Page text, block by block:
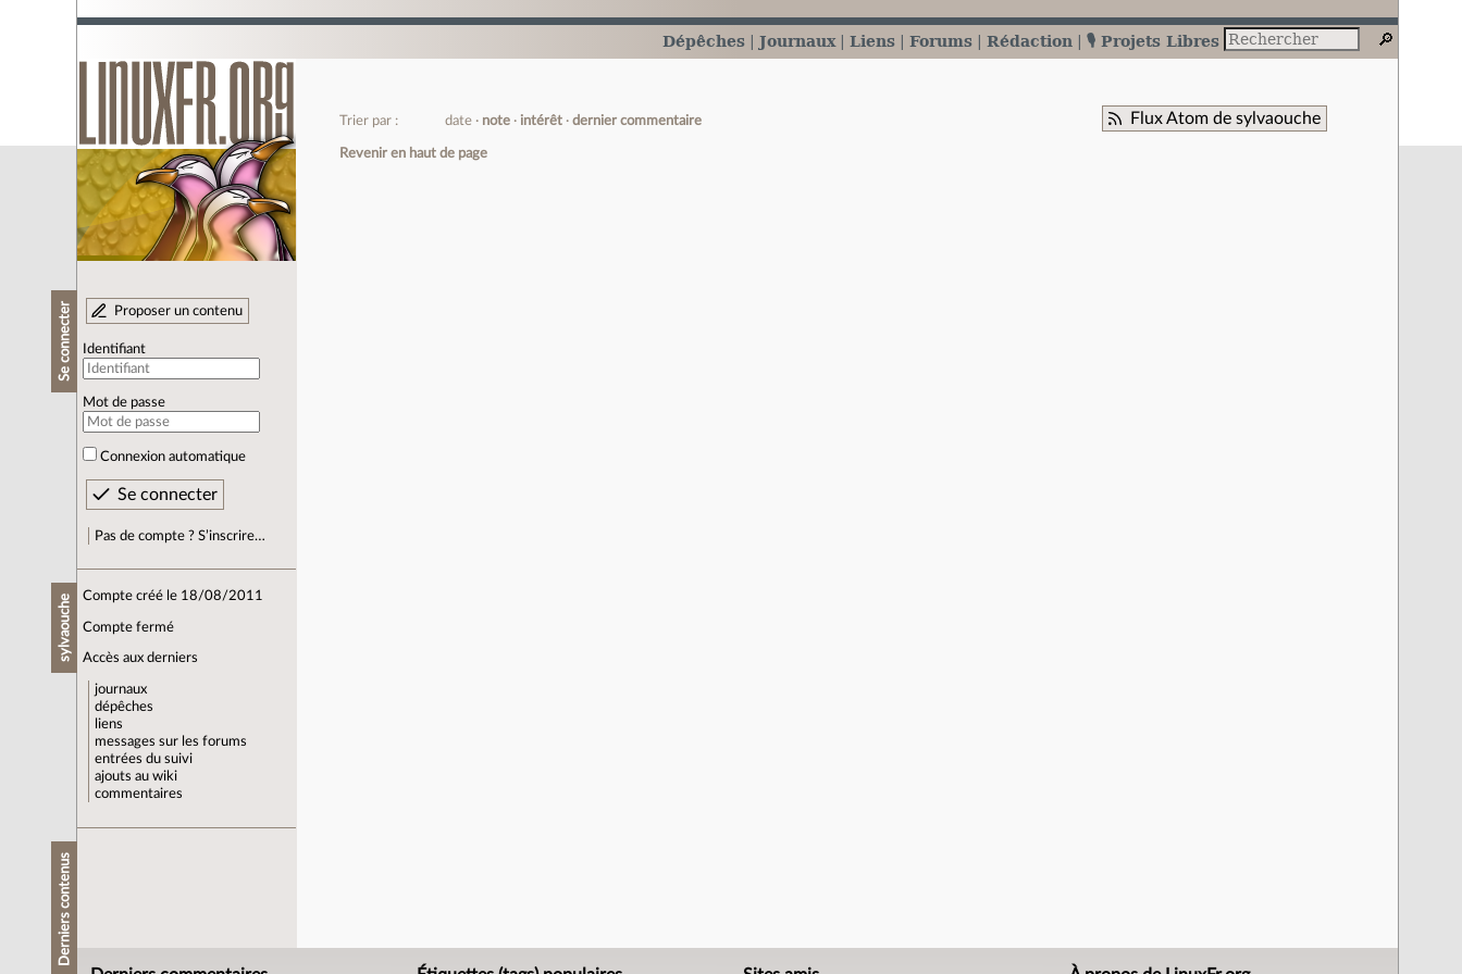
Dépêches Journaux Liens Forums Rédaction 🎙️ Projets Libres
Se connecter Proposer un contenu
Identifiant
Mot de passe
Connexion automatique
Pas de compte ? S’inscrire…
sylvaouche Compte créé le 18/08/2011
Compte fermé
Accès aux derniers
journaux
dépêches
liens
messages sur les forums
entrées du suivi
ajouts au wiki
commentaires
Derniers contenus
Flux Atom de sylvaouche
Trier par : date note intérêt dernier commentaire
Revenir en haut de page